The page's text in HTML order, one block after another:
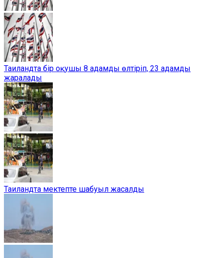
Таиландта бір оқушы 8 адамды өлтіріп, 23 адамды
жаралады
Таиландта мектепте шабуыл жасалды